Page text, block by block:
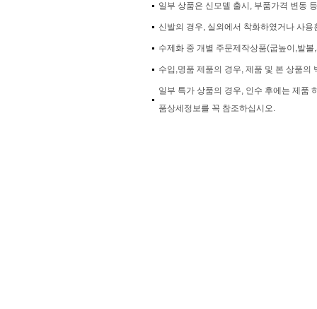
일부 상품은 신모델 출시, 부품가격 변동
신발의 경우, 실외에서 착화하였거나 사
수제화 중 개별 주문제작상품(굽높이,발
수입,명품 제품의 경우, 제품 및 본 상품의
일부 특가 상품의 경우, 인수 후에는 제품
품상세정보를 꼭 참조하십시오.